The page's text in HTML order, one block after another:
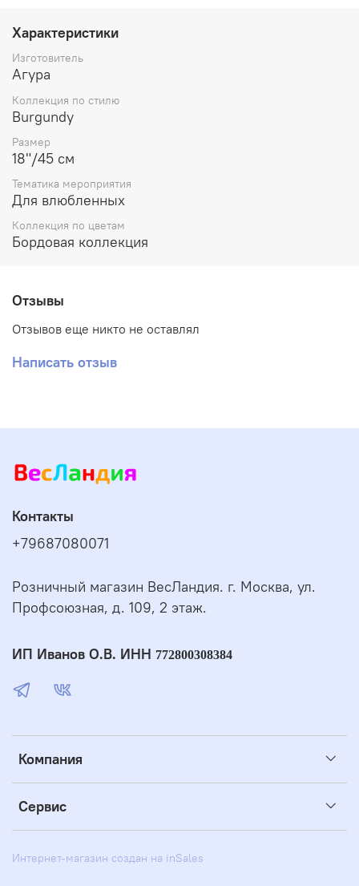
Характеристики
Изготовитель
Агура
Коллекция по стилю
Burgundy
Размер
18"/45 см
Тематика мероприятия
Для влюбленных
Коллекция по цветам
Бордовая коллекция
Отзывы
Отзывов еще никто не оставлял
Написать отзыв
Компания
Сервис
Контакты
+79687080071
Розничный магазин ВесЛандия. г. Москва, ул.
Профсоюзная, д. 109, 2 этаж.
ИП Иванов О.В. ИНН 772800308384
Интернет-магазин создан на inSales